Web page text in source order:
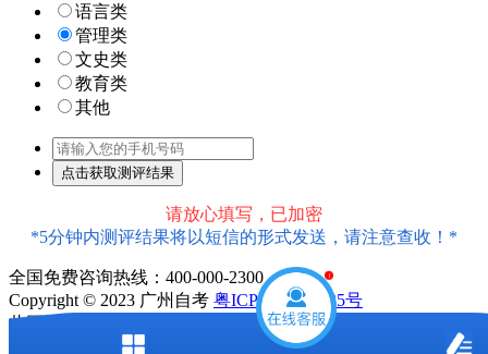
语言类
管理类
文史类
教育类
其他
请放心填写，已加密
*5分钟内测评结果将以短信的形式发送，请注意查收！*
全国免费咨询热线：400-000-2300
Copyright © 2023 广州自考 粤ICP备18016435号
此网站信息属于广州市天河区大牛教育培训中心有限公司
声明：本站为广东自学考试民间交流网站，近期广东自学考试
1